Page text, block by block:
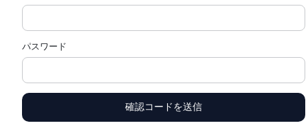
パスワード
確認コードを送信